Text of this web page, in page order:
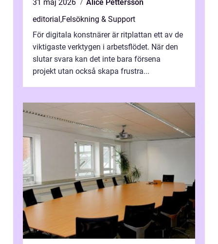
31 maj 2026
Alice Pettersson
editorial,Felsökning & Support
För digitala konstnärer är ritplattan ett av de
viktigaste verktygen i arbetsflödet. När den
slutar svara kan det inte bara försena
projekt utan också skapa frustra...